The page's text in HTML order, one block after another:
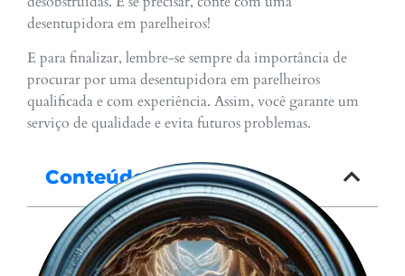
desentupidora em parelheiros!
E para finalizar, lembre-se sempre da importância de
procurar por uma desentupidora em parelheiros
qualificada e com experiência. Assim, você garante um
serviço de qualidade e evita futuros problemas.
Conteúdo